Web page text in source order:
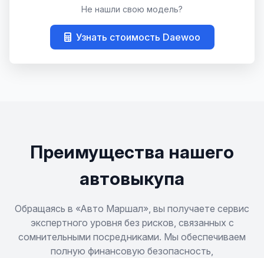
Gentra
Lanos (Sens)
Le Mans
Не нашли свою модель?
Узнать стоимость Daewoo
Преимущества нашего
автовыкупа
Обращаясь в «Авто Маршал», вы получаете сервис
экспертного уровня без рисков, связанных с
сомнительными посредниками. Мы обеспечиваем
полную финансовую безопасность,